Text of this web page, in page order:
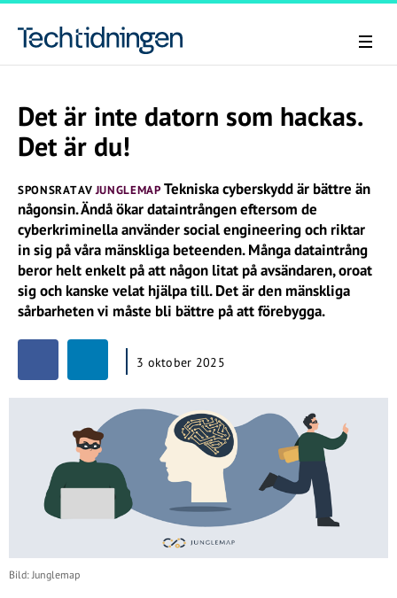
Det är inte datorn som hackas.
Det är du!
SPONSRAT AVJUNGLEMAP Tekniska cyberskydd är bättre än
någonsin. Ändå ökar dataintrången eftersom de
cyberkriminella använder social engineering och riktar
in sig på våra mänskliga beteenden. Många dataintrång
beror helt enkelt på att någon litat på avsändaren, oroat
sig och kanske velat hjälpa till. Det är den mänskliga
sårbarheten vi måste bli bättre på att förebygga.
3 oktober 2025
Bild: Junglemap